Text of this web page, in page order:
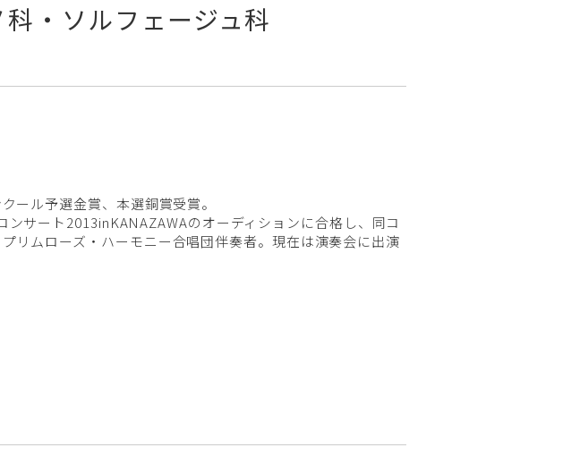
ソルフェージュ科
ール予選金賞、本選銅賞受賞。
サート2013inKANAZAWAのオーディションに合格し、同コ
リムローズ・ハーモニー合唱団伴奏者。現在は演奏会に出演